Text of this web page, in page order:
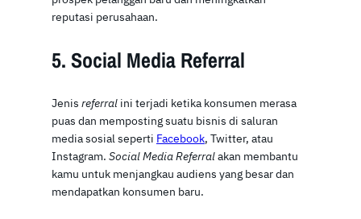
reputasi perusahaan.
5. Social Media Referral
Jenis referral ini terjadi ketika konsumen merasa
puas dan memposting suatu bisnis di saluran
media sosial seperti Facebook, Twitter, atau
Instagram. Social Media Referralakan membantu
kamu untuk menjangkau audiens yang besar dan
mendapatkan konsumen baru.